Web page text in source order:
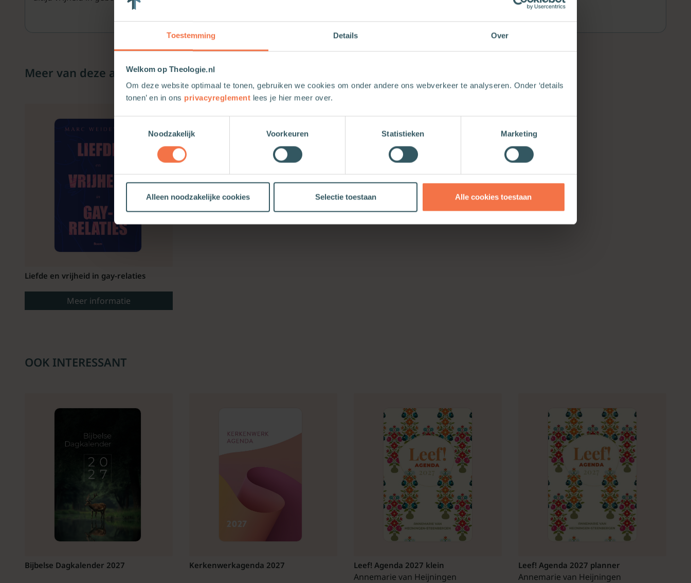
Toestemming Details Over
Welkom op Theologie.nl
Om deze website optimaal te tonen, gebruiken we cookies om onder andere ons webverkeer te analyseren. Onder ‘details
tonen’ en in ons privacyreglement lees je hier meer over.
Toestemmingsselectie
Noodzakelijk
Voorkeuren Statistieken Marketing
Alleen noodzakelijke cookies Selectie toestaan Alle cookies toestaan
Meer van deze auteur
Liefde en vrijheid in gay-relaties
Meer informatie
OOK INTERESSANT
Bijbelse Dagkalender 2027 Kerkenwerkagenda 2027 Leef! Agenda 2027 klein
Annemarie van Heijningen
Leef! Agenda 2027 planner
Annemarie van Heijningen